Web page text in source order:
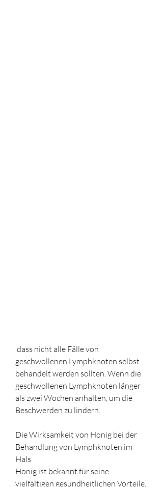
geschwollenen Lymphknoten selbst
behandelt werden sollten. Wenn die
geschwollenen Lymphknoten länger
als zwei Wochen anhalten, um die
Beschwerden zu lindern.
Die Wirksamkeit von Honig bei der
Behandlung von Lymphknoten im
Hals
Honig ist bekannt für seine
vielfältigen gesundheitlichen Vorteile.